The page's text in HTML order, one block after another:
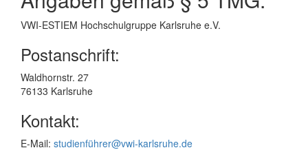
VWI-ESTIEM Hochschulgruppe Karlsruhe e.V.
Postanschrift:
Waldhornstr. 27
76133 Karlsruhe
Kontakt:
E-Mail: studienführer@vwi-karlsruhe.de